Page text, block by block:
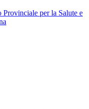
per la Salute e